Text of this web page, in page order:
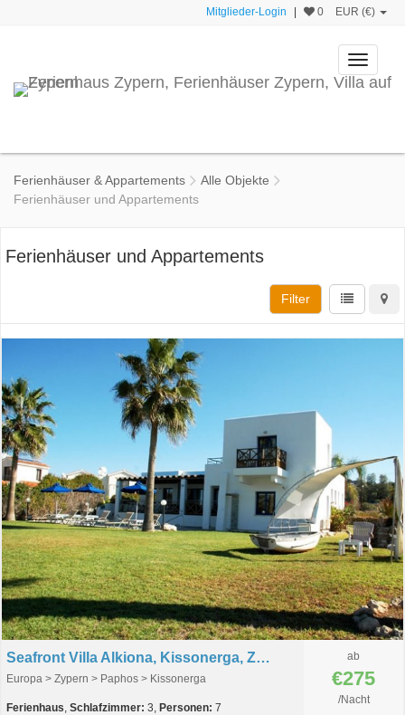
Mitglieder-Login 0 EUR (€)
Toggle
Ferienhäuser & Appartements
Alle Objekte
Ferienhäuser und Appartements
Ferienhäuser und Appartements
Filter
Seafront Villa Alkiona, Kissonerga, Zypern
Europa > Zypern > Paphos > Kissonerga
Ferienhaus, Schlafzimmer: 3, Personen: 7
ab
€275
/Nacht